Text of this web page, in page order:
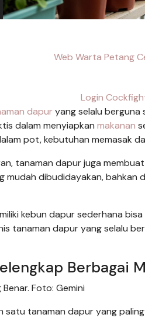
Web Warta Petang
Login
dapuryang selalu berguna
dalam menyiapkan makanan
pot, kebutuhan memasak
tanaman dapur juga
mudah dibudidayakan, bahkan
kebun dapur sederhana
tanaman dapur yang selalu
Berbagai
Foto: Gemini
satu tanaman dapur yang